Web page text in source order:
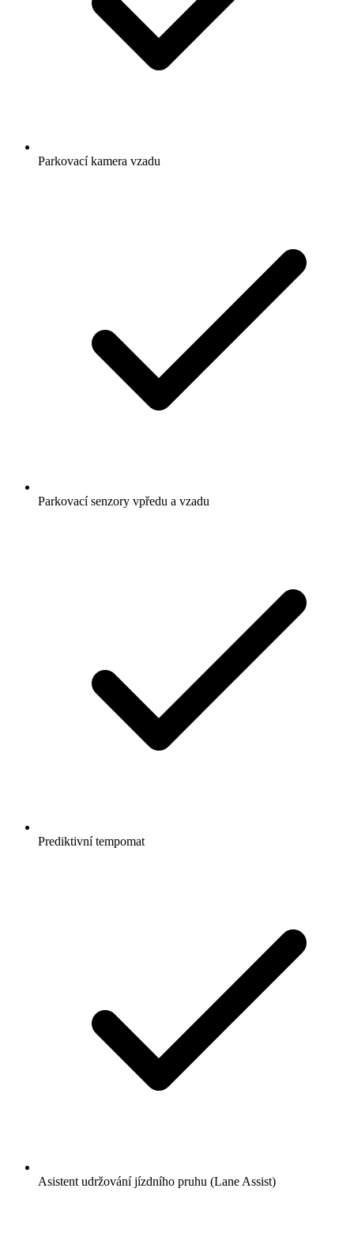
Parkovací kamera vzadu
Parkovací senzory vpředu a vzadu
Prediktivní tempomat
Asistent udržování jízdního pruhu (Lane Assist)